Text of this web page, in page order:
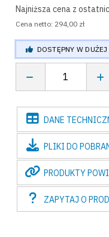
Najniższa cena z
Cena netto: 294,00 zł
DOSTĘPNY W
DANE
PLIKI DO
PRODUKTY
ZAPYTAJO